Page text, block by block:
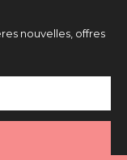
nouvelles, offres